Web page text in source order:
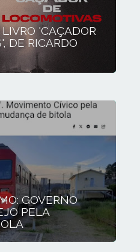
'CAÇADOR
DE RICARDO
GOVERNO
PELA